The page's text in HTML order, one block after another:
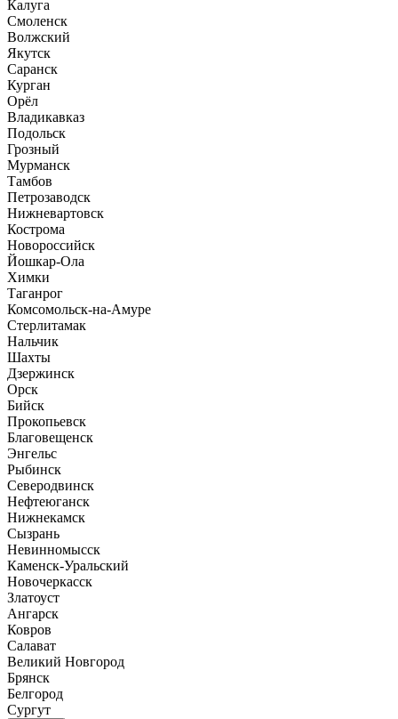
Калуга
Смоленск
Волжский
Якутск
Саранск
Курган
Орёл
Владикавказ
Подольск
Грозный
Мурманск
Тамбов
Петрозаводск
Нижневартовск
Кострома
Новороссийск
Йошкар-Ола
Химки
Таганрог
Комсомольск-на-Амуре
Стерлитамак
Нальчик
Шахты
Дзержинск
Орск
Бийск
Прокопьевск
Благовещенск
Энгельс
Рыбинск
Северодвинск
Нефтеюганск
Нижнекамск
Сызрань
Невинномысск
Каменск-Уральский
Новочеркасск
Златоуст
Ангарск
Ковров
Салават
Великий Новгород
Брянск
Белгород
Сургут